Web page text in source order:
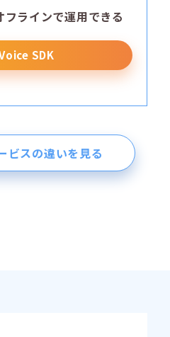
ラインで運用できる
SDK
ビスの違いを見る